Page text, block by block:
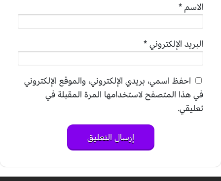
الاسم*
البريد الإلكتروني*
احفظ اسمي، بريدي الإلكتروني، والموقع الإلكتروني
في هذا المتصفح لاستخدامها المرة المقبلة في
تعليقي.